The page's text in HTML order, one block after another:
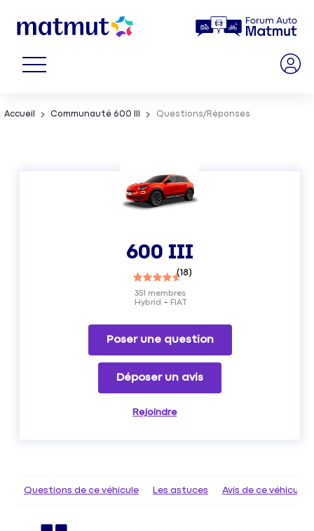
Accueil Communauté 600 III Questions/Réponses
600 III
(18)
Hybrid FIAT
351 membres
Poser une question
Déposer un avis
Rejoindre
Questions de ce véhicule Les astuces Avis de ce véhicule